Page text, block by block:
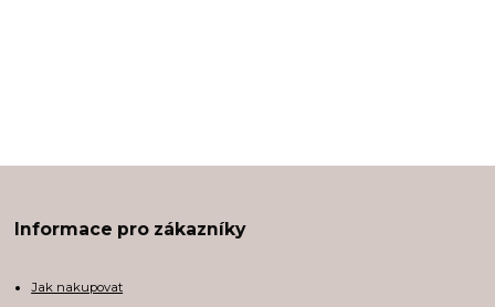
Informace pro zákazníky
Jak nakupovat